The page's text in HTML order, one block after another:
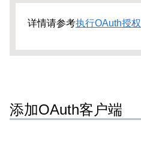
详情请参考执行OAuth授权
添加OAuth客户端